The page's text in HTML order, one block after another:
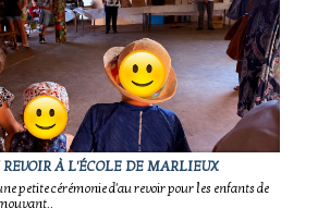
À L'ÉCOLE DE MARLIEUX
petite cérémonie d'au revoir pour les enfants de